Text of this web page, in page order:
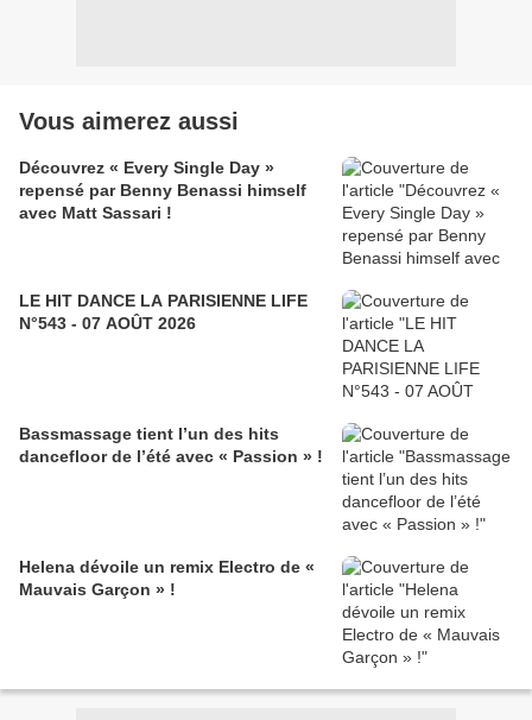
Vous aimerez aussi
Découvrez « Every Single Day »
repensé par Benny Benassi himself
avec Matt Sassari !
LE HIT DANCE LA PARISIENNE LIFE
N°543 - 07 AOÛT 2026
Bassmassage tient l’un des hits
dancefloor de l’été avec « Passion » !
Helena dévoile un remix Electro de «
Mauvais Garçon » !